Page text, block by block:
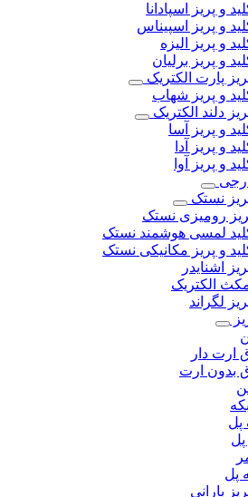
و پریز اسپادانا
و پریز اسپیناس
و پریز الیزه
و پریز برلیان
پارت الکتریک
و پریز شهاب
دلند الکتریک
و پریز آسا
و پریز آدا
و پریز آوا
نستک
رومیزی نستک
لمسی هوشمند نستک
و پریز مکانیکی نستک
اشنایدر
الکتریک
لگراند
ارت دار
بدون ارت
پل
پل
پل
بارانی